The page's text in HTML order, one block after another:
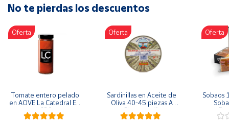
Artesanía
Oficina y
Papelería
Para Canarias,
Ceuta y Melilla
populares
No te pierdas los descuentos
Oferta
Tomate entero pelado
en AOVE La Catedral ER-
630
Oferta
Sardinillas en Aceite de
Oliva 40-45 piezas A
Churrusquiña
Oferta
Sobaos